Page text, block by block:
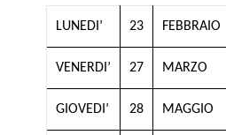
LUNEDI’ 23 FEBBRAIO
VENERDI’ 27 MARZO
GIOVEDI’ 28 MAGGIO